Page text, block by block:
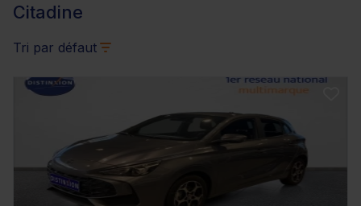
Citadine
Tri par défaut